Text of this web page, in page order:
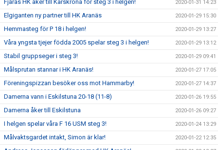
Fjärås HK åker till Karskrona för steg 3 i helgen! 2020-01-31 14:23
Elgiganten ny partner till HK Aranäs 2020-01-29 15:30
Hemmasteg för P 18 i helgen! 2020-01-29 13:27
Våra yngsta tjejer födda 2005 spelar steg 3 i helgen! 2020-01-29 13:12
Stabil gruppseger i steg 3! 2020-01-29 09:41
Målsprutan stannar i HK Aranäs! 2020-01-27 17:05
Föreningspizzan besöker oss mot Hammarby! 2020-01-27 14:37
Damerna vann i Eskilstuna 20-18 (11-8) 2020-01-26 19:55
Damerna åker till Eskilstuna 2020-01-26 09:27
I helgen spelar våra F 16 USM steg 3! 2020-01-24 13:29
Målvaktsgardet intakt, Simon är klar! 2020-01-22 12:35